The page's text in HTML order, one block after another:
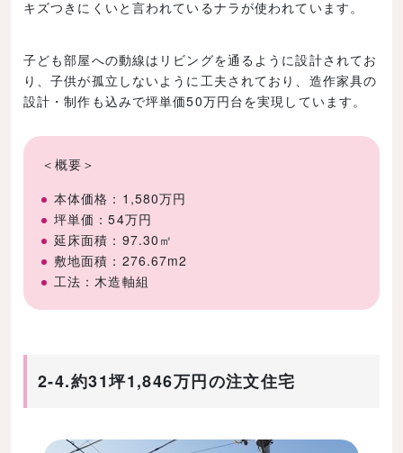
キズつきにくいと言われているナラが使われています。
子ども部屋への動線はリビングを通るように設計されてお
り、子供が孤立しないように工夫されており、造作家具の
設計・制作も込みで坪単価50万円台を実現しています。
＜概要＞
本体価格：1,580万円
坪単価：54万円
延床面積：97.30㎡
敷地面積：276.67m2
工法：木造軸組
2-4.約31坪1,846万円の注文住宅